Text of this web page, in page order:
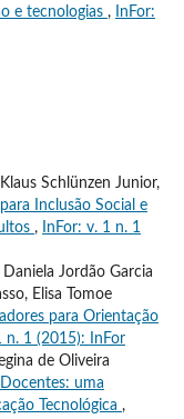
e tecnologias ,
InFor:
Schlünzen Junior,
Inclusão Social e
,
InFor: v. 1 n. 1
Jordão Garcia
Elisa Tomoe
para Orientação
n. 1 (2015): InFor
de Oliveira
uma
Tecnológica ,